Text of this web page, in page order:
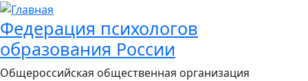
Федерация психологов
образования России
Общероссийская общественная организация